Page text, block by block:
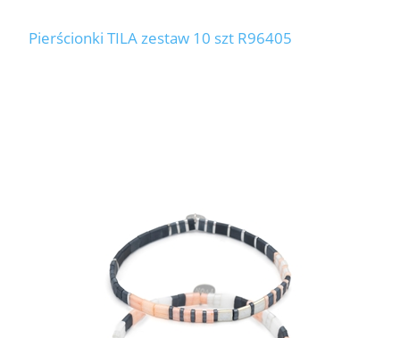
Pierścionki TILA zestaw 10 szt R96405